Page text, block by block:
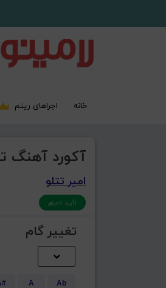
خانه اجراهای ریتم
آکورد آهنگ
امیر تتلو
تأیید لامینور
تغییر گام
Ab
A